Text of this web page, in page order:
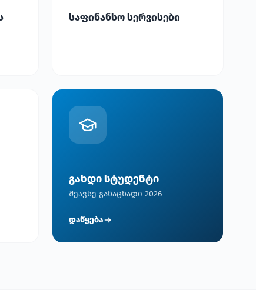
საფინანსო სერვისები
გახდი სტუდენტი
შეავსე განაცხადი 2026
დაწყება